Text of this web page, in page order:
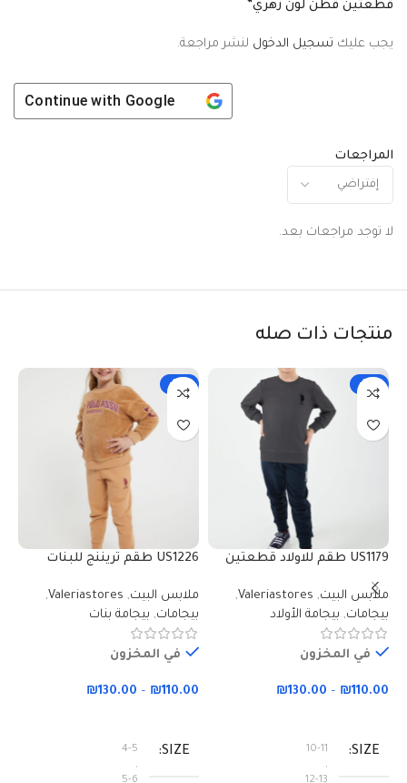
المراجعات
لا توجد مراجعات بعد.
قطعتين قطن لون زهري”
يجب عليك تسجيل الدخول لنشر مراجعة.
Continue with Google
منتجات ذات صله
-19%
US1179 طقم للاولاد قطعتين
لون كحلي
ملابس البيت,
Valeriastores
,
بيجامات, بيجامة الأولاد
في المخزون
₪110.00
–
₪130.00
SIZE
10-11
,
-19%
US1226 طقم تريننج للبنات
مبطن
ملابس البيت,
Valeriastores
,
بيجامات, بيجامة بنات
في المخزون
₪110.00
–
₪130.00
SIZE
4-5
,